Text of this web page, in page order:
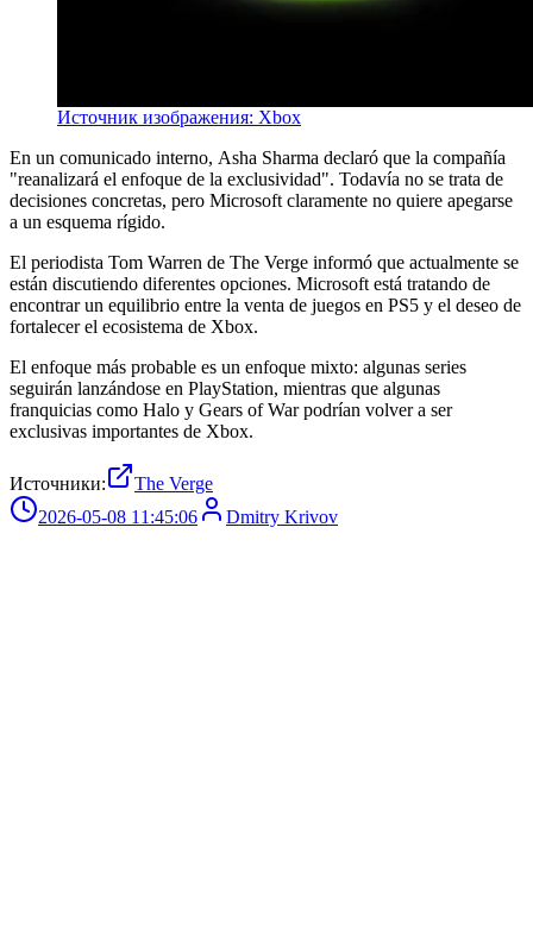
Источник изображения: Xbox
En un comunicado interno, Asha Sharma declaró que la compañía
"reanalizará el enfoque de la exclusividad". Todavía no se trata de
decisiones concretas, pero Microsoft claramente no quiere apegarse
a un esquema rígido.
El periodista Tom Warren de The Verge informó que actualmente se
están discutiendo diferentes opciones. Microsoft está tratando de
encontrar un equilibrio entre la venta de juegos en PS5 y el deseo de
fortalecer el ecosistema de Xbox.
El enfoque más probable es un enfoque mixto: algunas series
seguirán lanzándose en PlayStation, mientras que algunas
franquicias como Halo y Gears of War podrían volver a ser
exclusivas importantes de Xbox.
Источники:
The Verge
2026-05-08 11:45:06
Dmitry Krivov